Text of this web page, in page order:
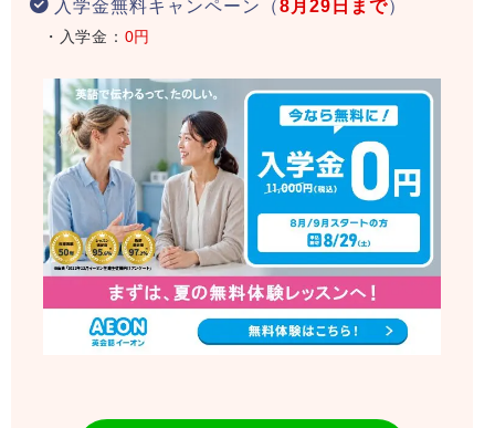
入学金無料キャンペーン（8月29日まで）
・入学金： 0円